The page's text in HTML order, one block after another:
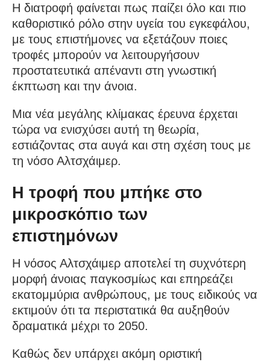
Η διατροφή φαίνεται πως παίζει όλο και πιο
καθοριστικό ρόλο στην υγεία του εγκεφάλου,
με τους επιστήμονες να εξετάζουν ποιες
τροφές μπορούν να λειτουργήσουν
προστατευτικά απέναντι στη γνωστική
έκπτωση και την άνοια.
Μια νέα μεγάλης κλίμακας έρευνα έρχεται
τώρα να ενισχύσει αυτή τη θεωρία,
εστιάζοντας στα αυγά και στη σχέση τους με
τη νόσο Αλτσχάιμερ.
Η τροφή που μπήκε στο
μικροσκόπιο των
επιστημόνων
Η νόσος Αλτσχάιμερ αποτελεί τη συχνότερη
μορφή άνοιας παγκοσμίως και επηρεάζει
εκατομμύρια ανθρώπους, με τους ειδικούς να
εκτιμούν ότι τα περιστατικά θα αυξηθούν
δραματικά μέχρι το 2050.
Καθώς δεν υπάρχει ακόμη οριστική